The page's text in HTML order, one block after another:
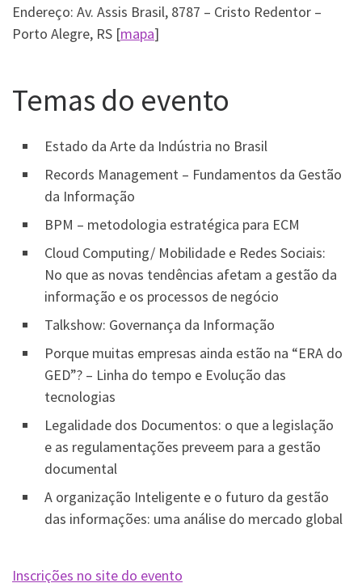
Endereço: Av. Assis Brasil, 8787 – Cristo Redentor –
Porto Alegre, RS [mapa]
Temas do evento
Estado da Arte da Indústria no Brasil
Records Management – Fundamentos da Gestão
da Informação
BPM – metodologia estratégica para ECM
Cloud Computing/ Mobilidade e Redes Sociais:
No que as novas tendências afetam a gestão da
informação e os processos de negócio
Talkshow: Governança da Informação
Porque muitas empresas ainda estão na “ERA do
GED”? – Linha do tempo e Evolução das
tecnologias
Legalidade dos Documentos: o que a legislação
e as regulamentações preveem para a gestão
documental
A organização Inteligente e o futuro da gestão
das informações: uma análise do mercado global
Inscrições no site do evento